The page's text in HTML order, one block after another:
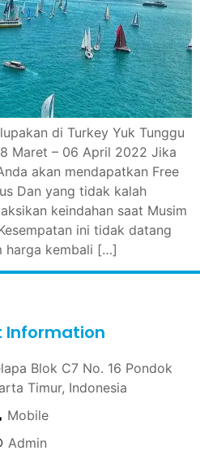
di Turkey Yuk Tunggu
Maret – 06 April 2022 Jika
akan mendapatkan Free
Dan yang tidak kalah
keindahan saat Musim
ini tidak datang
harga kembali […]
Information
Blok C7 No. 16 Pondok
Timur, Indonesia
Mobile
Admin